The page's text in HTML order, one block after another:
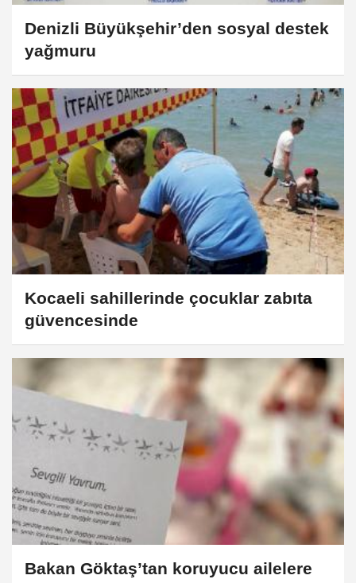
Denizli Büyükşehir’den sosyal destek
yağmuru
Kocaeli sahillerinde çocuklar zabıta
güvencesinde
Bakan Göktaş’tan koruyucu ailelere